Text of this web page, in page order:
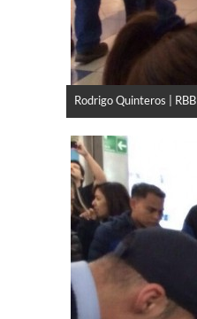
Rodrigo Quinteros | RBB